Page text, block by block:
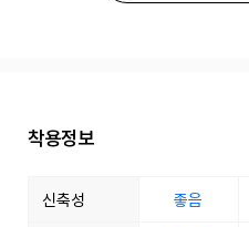
착용정보
신축성 좋음